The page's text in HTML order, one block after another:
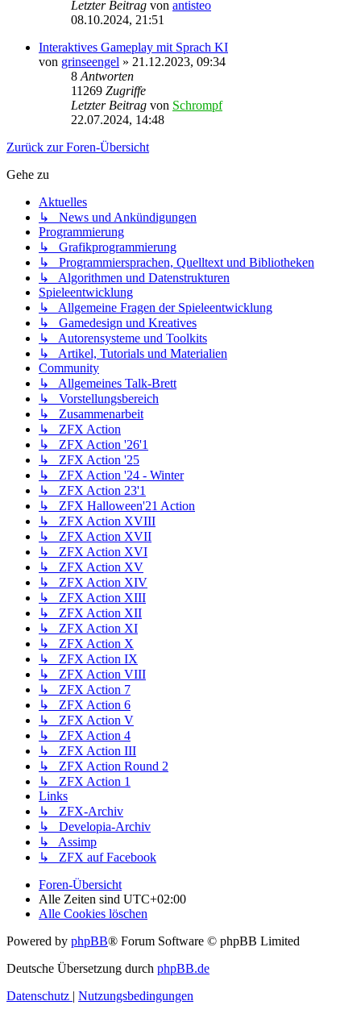
Letzter Beitrag von antisteo
08.10.2024, 21:51
Interaktives Gameplay mit Sprach KI
von grinseengel » 21.12.2023, 09:34
8 Antworten
11269 Zugriffe
Letzter Beitrag von Schrompf
22.07.2024, 14:48
Zurück zur Foren-Übersicht
Gehe zu
Aktuelles
↳ News und Ankündigungen
Programmierung
↳ Grafikprogrammierung
↳ Programmiersprachen, Quelltext und Bibliotheken
↳ Algorithmen und Datenstrukturen
Spieleentwicklung
↳ Allgemeine Fragen der Spieleentwicklung
↳ Gamedesign und Kreatives
↳ Autorensysteme und Toolkits
↳ Artikel, Tutorials und Materialien
Community
↳ Allgemeines Talk-Brett
↳ Vorstellungsbereich
↳ Zusammenarbeit
↳ ZFX Action
↳ ZFX Action '26'1
↳ ZFX Action '25
↳ ZFX Action '24 - Winter
↳ ZFX Action 23'1
↳ ZFX Halloween'21 Action
↳ ZFX Action XVIII
↳ ZFX Action XVII
↳ ZFX Action XVI
↳ ZFX Action XV
↳ ZFX Action XIV
↳ ZFX Action XIII
↳ ZFX Action XII
↳ ZFX Action XI
↳ ZFX Action X
↳ ZFX Action IX
↳ ZFX Action VIII
↳ ZFX Action 7
↳ ZFX Action 6
↳ ZFX Action V
↳ ZFX Action 4
↳ ZFX Action III
↳ ZFX Action Round 2
↳ ZFX Action 1
Links
↳ ZFX-Archiv
↳ Developia-Archiv
↳ Assimp
↳ ZFX auf Facebook
Foren-Übersicht
Alle Zeiten sind UTC+02:00
Alle Cookies löschen
Powered by phpBB® Forum Software © phpBB Limited
Deutsche Übersetzung durch phpBB.de
Datenschutz | Nutzungsbedingungen